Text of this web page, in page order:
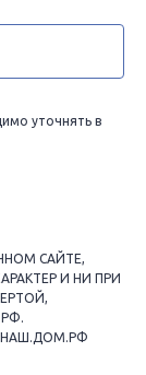
уточнять в
САЙТЕ,
И НИ ПРИ
НАШ.ДОМ.РФ